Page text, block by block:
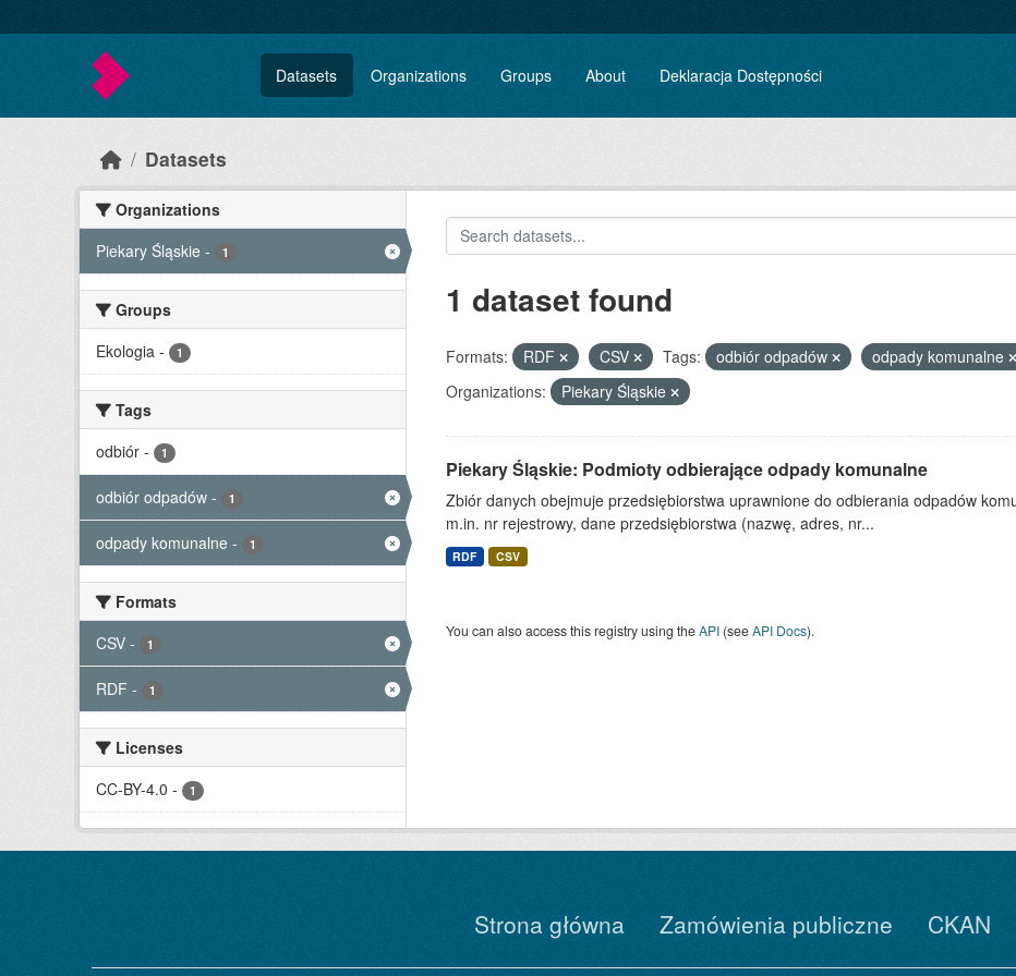
Datasets Organizations Groups About Deklaracja Dostępności
Datasets
Organizations
Piekary Śląskie - 1
Groups
Ekologia - 1
Tags
odbiór - 1
odbiór odpadów - 1
odpady komunalne - 1
Formats
CSV - 1
RDF - 1
Licenses
CC-BY-4.0 - 1
1 dataset found
Formats: RDF CSV Tags: odbiór odpadów
odpady komunalne
Organizations:
Piekary Śląskie
Piekary Śląskie: Podmioty odbierające odpady komunalne
Zbiór danych obejmuje przedsiębiorstwa uprawnione do odbierania odpadów
m.in. nr rejestrowy, dane przedsiębiorstwa (nazwę, adres, nr...
RDF CSV
You can also access this registry using theAPI(seeAPI Docs).
Strona główna Zamówienia publiczne CKAN